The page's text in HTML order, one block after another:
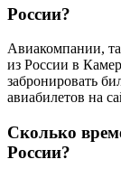
России?
Авиакомпании,
из России в
забронировать
авиабилетов на
Сколько
России?